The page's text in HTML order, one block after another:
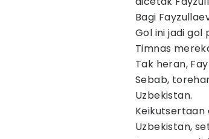
Bagi
Gol ini jadi gol
Timnas
Tak heran,
Sebab,
Uzbekistan.
Keikutsertaan
Uzbekistan,